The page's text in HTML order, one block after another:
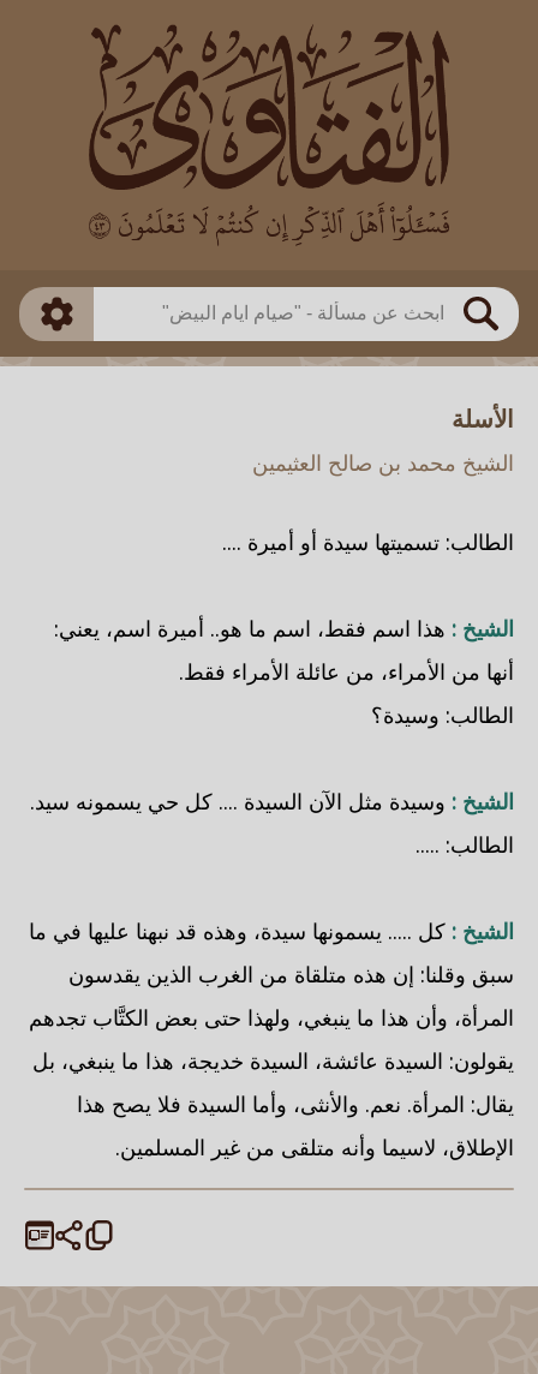
بحث
العالم
بن باز
بن العثيمين
اللجنة الدائمة
طريقة البحث
ذكي
الأسلة
الشيخ محمد بن صالح العثيمين
الطالب: تسميتها سيدة أو أميرة ....
الشيخ : هذا اسم فقط، اسم ما هو.. أميرة اسم، يعني:
أنها من الأمراء، من عائلة الأمراء فقط.
الطالب: وسيدة؟
الشيخ : وسيدة مثل الآن السيدة .... كل حي يسمونه سيد.
الطالب: .....
الشيخ : كل ..... يسمونها سيدة، وهذه قد نبهنا عليها في ما
سبق وقلنا: إن هذه متلقاة من الغرب الذين يقدسون
المرأة، وأن هذا ما ينبغي، ولهذا حتى بعض الكتَّاب تجدهم
يقولون: السيدة عائشة، السيدة خديجة، هذا ما ينبغي، بل
يقال: المرأة. نعم. والأنثى، وأما السيدة فلا يصح هذا
الإطلاق، لاسيما وأنه متلقى من غير المسلمين.